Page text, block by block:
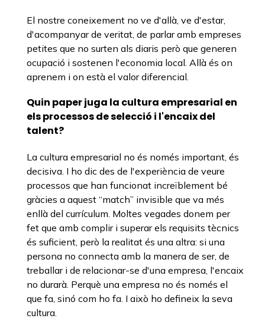
El nostre coneixement no ve d'allà, ve d'estar,
d'acompanyar de veritat, de parlar amb empreses
petites que no surten als diaris però que generen
ocupació i sostenen l'economia local. Allà és on
aprenem i on està el valor diferencial.
Quin paper juga la cultura empresarial en
els processos de selecció i l'encaix del
talent?
La cultura empresarial no és només important, és
decisiva. I ho dic des de l'experiència de veure
processos que han funcionat increïblement bé
gràcies a aquest “match” invisible que va més
enllà del currículum. Moltes vegades donem per
fet que amb complir i superar els requisits tècnics
és suficient, però la realitat és una altra: si una
persona no connecta amb la manera de ser, de
treballar i de relacionar-se d'una empresa, l'encaix
no durarà. Perquè una empresa no és només el
que fa, sinó com ho fa. I això ho defineix la seva
cultura.